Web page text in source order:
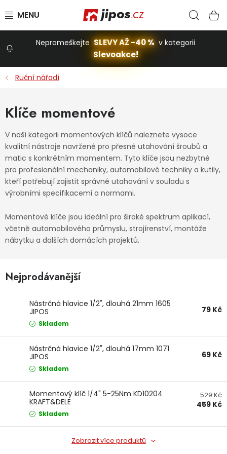
Stavba a dům
Dílna
Domácnost
Dětská hřiště
Vánoce
Ochranné pomůcky
Fotovoltaika
Značky
Nepromeškejte SLEVY AŽ -40 % v kategorii
Slevoakce!
Ruční nářadí
Klíče momentové
V naší kategorii momentových klíčů naleznete vysoce
kvalitní nástroje navržené pro přesné utahování šroubů a
matic s konkrétním momentem. Tyto klíče jsou nezbytné
pro profesionální mechaniky, automobilové techniky a kutily,
kteří potřebují zajistit správné utahování v souladu s
výrobními specifikacemi a normami.
Momentové klíče jsou ideální pro široké spektrum aplikací,
včetně automobilového průmyslu, strojírenství, montáže
nábytku a dalších domácích projektů.
Nejprodávanější
Nástrčná hlavice 1/2", dlouhá 21mm 1605
JIPOS
79 Kč
Skladem
Nástrčná hlavice 1/2", dlouhá 17mm 1071
JIPOS
69 Kč
Skladem
Momentový klíč 1/4" 5-25Nm KD10204
KRAFT&DELE
529 Kč
459 Kč
Skladem
Zobrazit více produktů